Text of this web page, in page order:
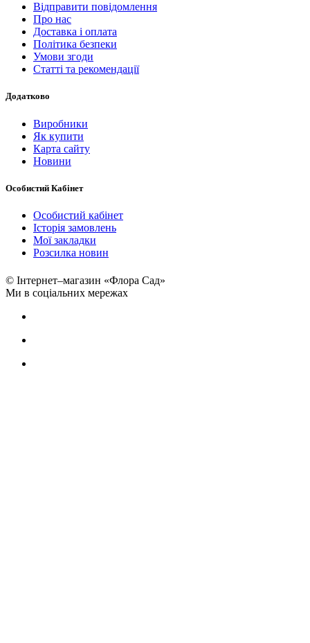
Відправити повідомлення
Про нас
Доставка і оплата
Політика безпеки
Умови згоди
Статті та рекомендації
Додатково
Виробники
Як купити
Карта сайту
Новини
Особистий Кабінет
Особистий кабінет
Історія замовлень
Мої закладки
Розсилка новин
© Інтернет–магазин «Флора Сад»
Ми в соціальних мережах